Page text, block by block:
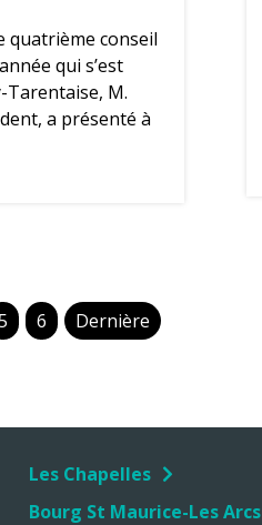
quatrième conseil
qui s’est
Tarentaise, M.
a présenté à
6 Dernière
Les Chapelles
Bourg St Maurice-Les Arcs